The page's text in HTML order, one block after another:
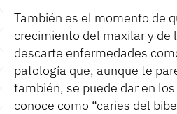
También es el momento de
crecimiento del maxilar y de
descarte enfermedades
patología que, aunque te
también, se puede dar en
conoce como “caries del